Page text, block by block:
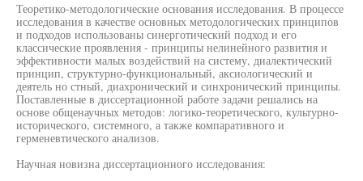
Теоретико-методологические основания исследования. В процессе
исследования в качестве основных методологических принципов
и подходов использованы синерготический подход и его
классические проявления - принципы нелинейного развития и
эффективности малых воздействий на систему, диалектический
принцип, структурно-функциональный, аксиологический и
деятель но стный, диахронический и синхронический принципы.
Поставленные в диссертационной работе задачи решались на
основе общенаучных методов: логико-теоретического, культурно-
исторического, системного, а также компаративного и
герменевтического анализов.
Научная новизна диссертационного исследования: